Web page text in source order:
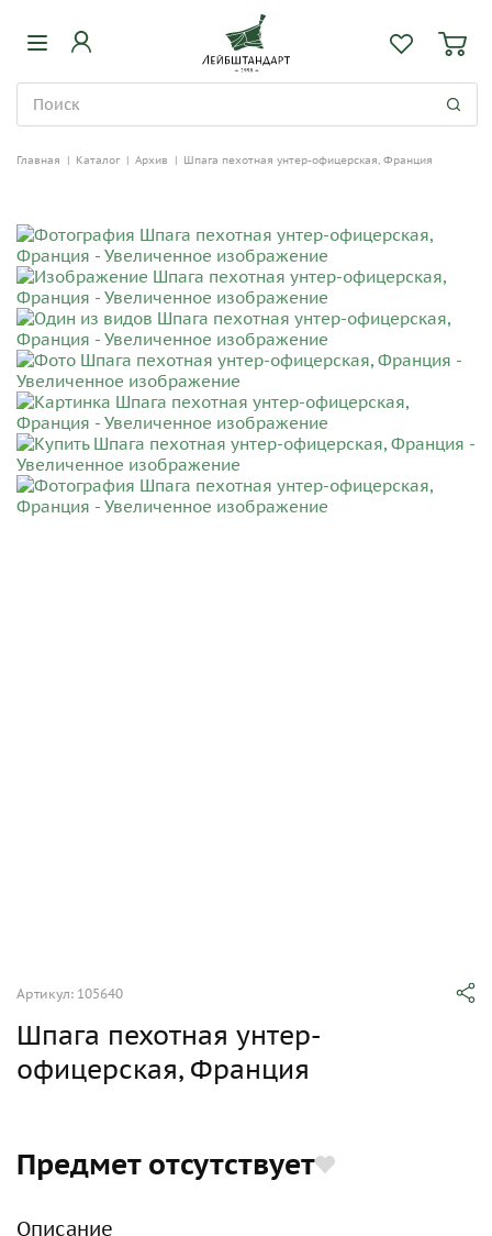
Главная | Каталог | Архив | Шпага пехотная унтер-офицерская, Франция
Артикул: 105640
Шпага пехотная унтер-
офицерская, Франция
Предмет отсутствует
Описание